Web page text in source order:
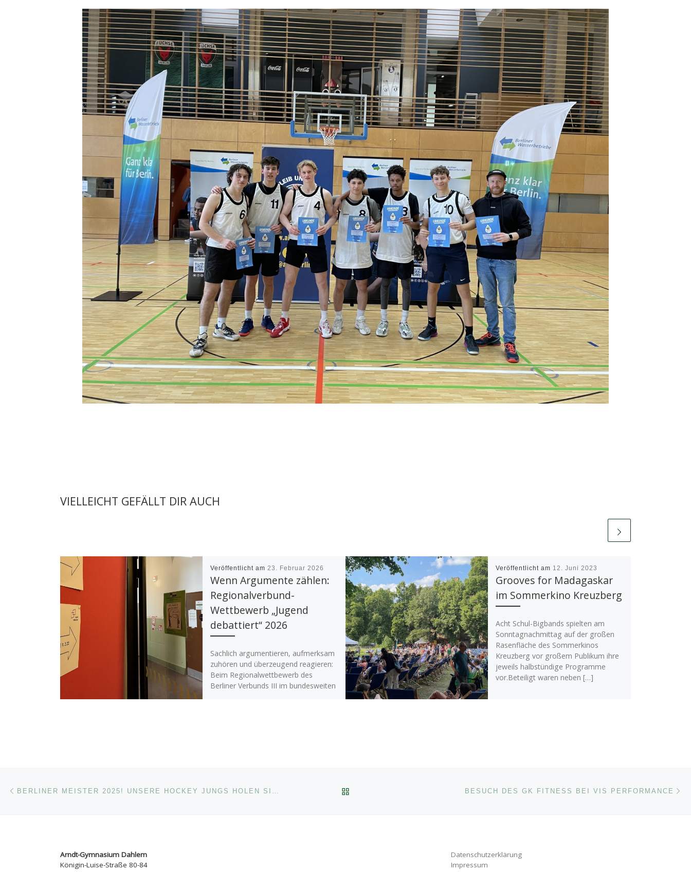
VIELLEICHT GEFÄLLT DIR AUCH
Veröffentlicht am 23. Februar 2026
Wenn Argumente zählen:
Regionalverbund-
Wettbewerb „Jugend
debattiert“ 2026
Sachlich argumentieren, aufmerksam
zuhören und überzeugend reagieren:
Beim Regionalwettbewerb des
Berliner Verbunds III im bundesweiten
Veröffentlicht am 12. Juni 2023
Grooves for Madagaskar
im Sommerkino Kreuzberg
Acht Schul-Bigbands spielten am
Sonntagnachmittag auf der großen
Rasenfläche des Sommerkinos
Kreuzberg vor großem Publikum ihre
jeweils halbstündige Programme
vor.Beteiligt waren neben […]
Beitragsnavigation ZURÜCK ZUR BEITRAGSLISTEBESUCH DES GK FITNESS BEI VIS PERFORMANCE
Arndt-Gymnasium Dahlem
Königin-Luise-Straße 80-84
Datenschutzerklärung
Impressum